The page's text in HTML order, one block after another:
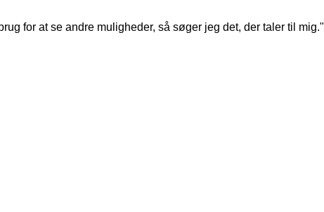
for at se andre muligheder, så søger jeg det, der taler til mig."